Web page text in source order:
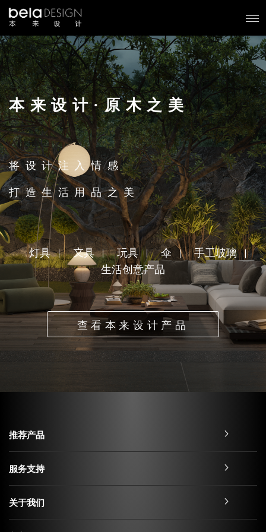
本来设计·原木之美
将设计注入情感
打造生活用品之美
灯具 文具 玩具 伞
手工玻璃
生活创意产品
查看本来设计产品
推荐产品
服务支持
关于我们